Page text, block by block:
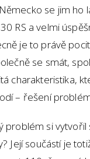
se jim ho
RS a velmi
je to právě
se smát,
charakteristika,
– řešení
problém si
Její součástí je